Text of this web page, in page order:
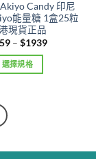
Candy 印尼
能量糖 1盒25粒
現貨正品
– $1939Price
選擇規格
The